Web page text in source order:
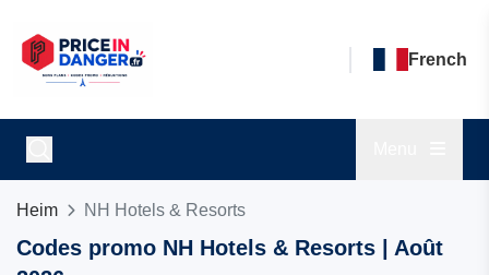
French
Heim NH Hotels & Resorts
Codes promo NH Hotels & Resorts | Août